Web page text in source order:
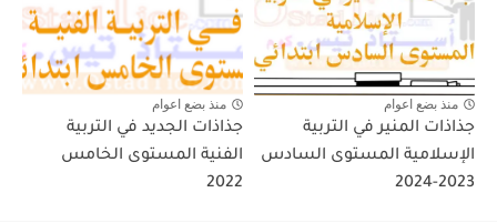
منذ بضع اعوام
جذاذات المنير في التربية
الإسلامية المستوى السادس
2023-2024
منذ بضع اعوام
جذاذات الجديد في التربية
الفنية المستوى الخامس
2022